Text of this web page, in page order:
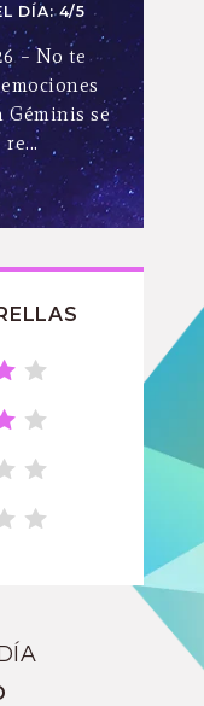
DÍA: 4/5
– No te
Géminis se